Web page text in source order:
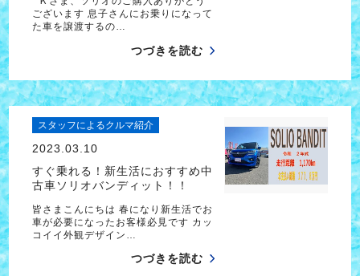
ございます 息子さんにお乗りになって
た車を譲渡するの…
つづきを読む
スタッフによるクルマ紹介
2023.03.10
すぐ乗れる！新生活におすすめ中
古車ソリオバンディット！！
皆さまこんにちは 春になり新生活でお
車が必要になったお客様必見です カッ
コイイ外観デザイン…
つづきを読む